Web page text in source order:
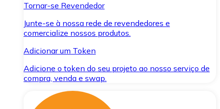
Tornar-se Revendedor
Junte-se à nossa rede de revendedores e
comercialize nossos produtos.
Adicionar um Token
Adicione o token do seu projeto ao nosso serviço de
compra, venda e swap.